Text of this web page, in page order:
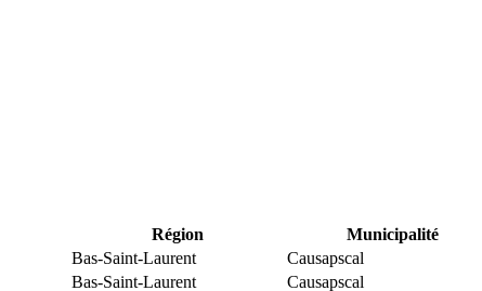
Région Municipalité
Bas-Saint-Laurent
Causapscal
Bas-Saint-Laurent
Causapscal